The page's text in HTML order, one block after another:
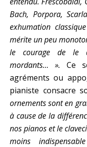
Bach, Porpora,
exhumation
mérite un peu
le courage de le
mordants… ». Ce
agréments ou
pianiste consacre
ornements sont en
à cause de la
nos pianos et le
moins